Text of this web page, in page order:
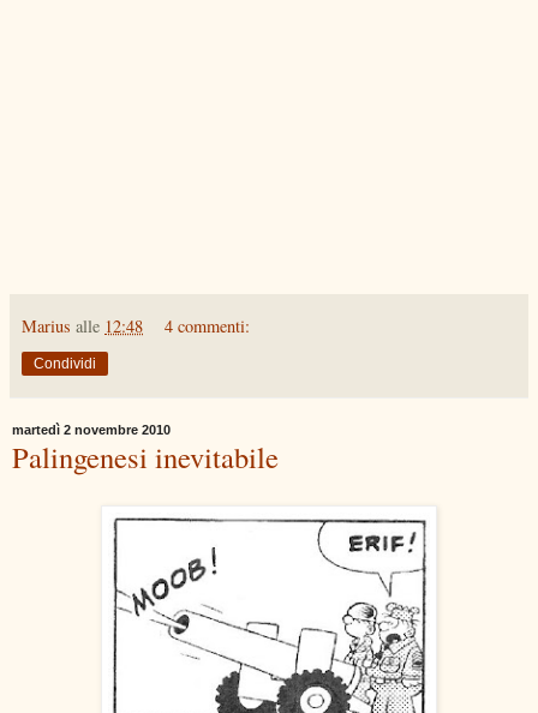
Marius alle 12:48 4 commenti:
Condividi
martedì 2 novembre 2010
Palingenesi inevitabile